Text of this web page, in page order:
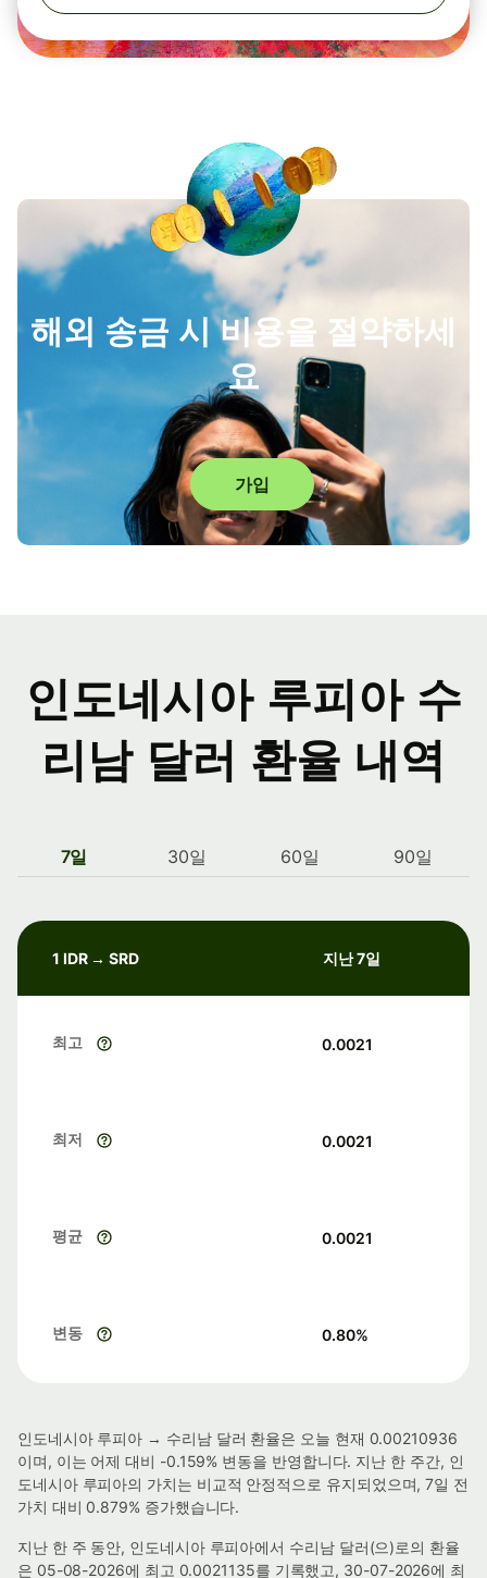
해외 송금 시 비용을 절약하세
요
가입
인도네시아 루피아 수
리남 달러 환율 내역
7일 30일 60일 90일
1 IDR → SRD 지난 7일
최고 0.0021
최저 0.0021
평균 0.0021
변동 0.80%
인도네시아 루피아 → 수리남 달러 환율은 오늘 현재 0.00210936
이며, 이는 어제 대비 -0.159% 변동을 반영합니다. 지난 한 주간, 인
도네시아 루피아의 가치는 비교적 안정적으로 유지되었으며, 7일 전
가치 대비 0.879% 증가했습니다.
지난 한 주 동안, 인도네시아 루피아에서 수리남 달러(으)로의 환율
은 05-08-2026에 최고 0.0021135를 기록했고, 30-07-2026에 최